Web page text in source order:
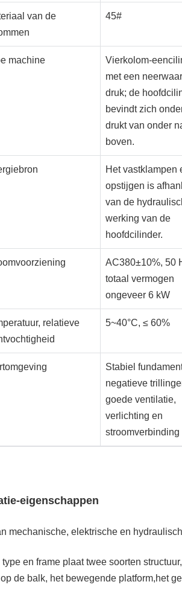
van de
45#
machine
Vierkolom-
met een
druk; de
bevindt zich
drukt van onder
boven.
Het vastklampen
opstijgen is
van de
werking van de
hoofdcilinder.
AC380±10%, 50
totaal vermogen
ongeveer 6 kW
relatieve
5~40°C, ≤ 60%
Stabiel
negatieve
goede ventilatie,
verlichting en
stroomverbinding
eigenschappen
mechanische, elektrische en
en frame plaat twee soorten
de balk, het bewegende platform,het